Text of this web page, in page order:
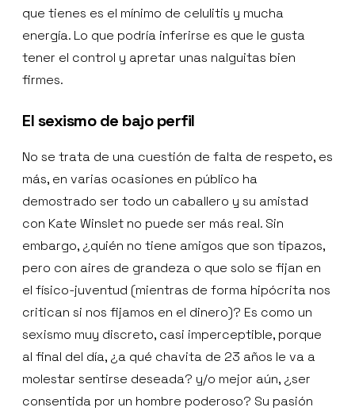
que tienes es el mínimo de celulitis y mucha
energía. Lo que podría inferirse es que le gusta
tener el control y apretar unas nalguitas bien
firmes.
El sexismo de bajo perfil
No se trata de una cuestión de falta de respeto, es
más, en varias ocasiones en público ha
demostrado ser todo un caballero y su amistad
con Kate Winslet no puede ser más real. Sin
embargo, ¿quién no tiene amigos que son tipazos,
pero con aires de grandeza o que solo se fijan en
el físico-juventud (mientras de forma hipócrita nos
critican si nos fijamos en el dinero)? Es como un
sexismo muy discreto, casi imperceptible, porque
al final del día, ¿a qué chavita de 23 años le va a
molestar sentirse deseada? y/o mejor aún, ¿ser
consentida por un hombre poderoso? Su pasión